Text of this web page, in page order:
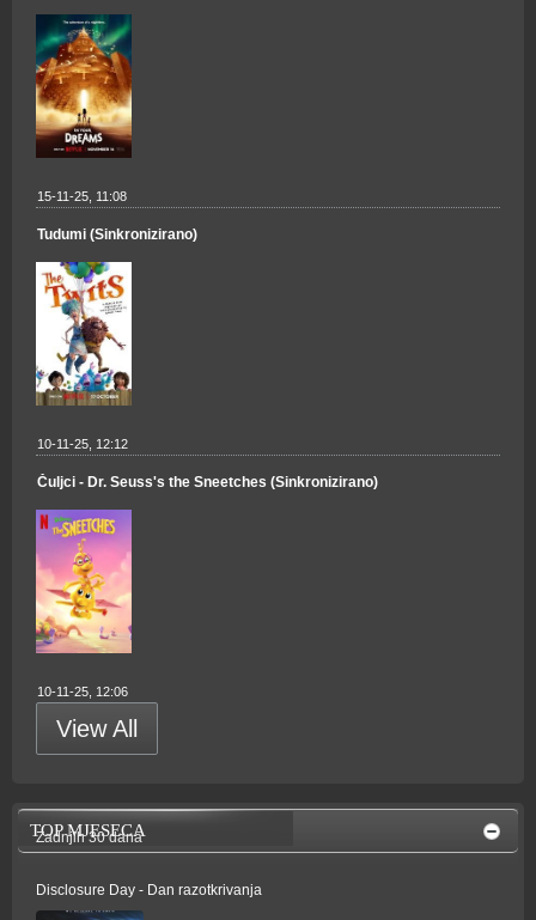
15-11-25, 11:08
Tudumi (Sinkronizirano)
10-11-25, 12:12
Čuljci - Dr. Seuss's the Sneetches (Sinkronizirano)
10-11-25, 12:06
View All
TOP MJESECA
Zadnjih 30 dana
Disclosure Day - Dan razotkrivanja